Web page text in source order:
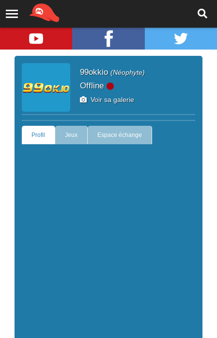
99okkio (Néophyte)
Offline
Voir sa galerie
Profil Jeux Espace échange